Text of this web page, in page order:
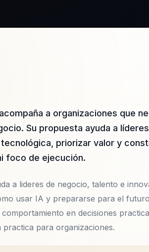
a organizaciones que
Su propuesta ayuda a
priorizar valor y
foco de ejecución.
a lideres de negocio, talento e
usar IA y prepararse para el
en decisiones
para organizaciones.